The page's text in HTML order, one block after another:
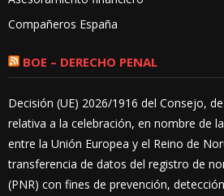
Compañeros España
BOE – DERECHO PENAL
Decisión (UE) 2026/1916 del Consejo,
relativa a la celebración, en nombre de
entre la Unión Europea y el Reino de
transferencia de datos del registro de
(PNR) con fines de prevención,